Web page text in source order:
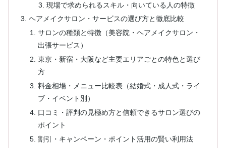
現場で求められるスキル・向いている人の特徴
ヘアメイクサロン・サービスの選び方と徹底比較
サロンの種類と特徴（美容院・ヘアメイクサロン・
出張サービス）
東京・新宿・大阪など主要エリアごとの特色と選び
方
料金相場・メニュー比較表（結婚式・成人式・ライ
ブ・イベント別）
口コミ・評判の見極め方と信頼できるサロン選びの
ポイント
割引・キャンペーン・ポイント活用の賢い利用法